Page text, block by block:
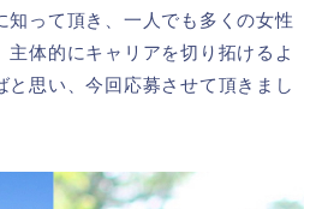
知って頂き、一人でも多くの女性
主体的にキャリアを切り拓けるよ
と思い、今回応募させて頂きまし